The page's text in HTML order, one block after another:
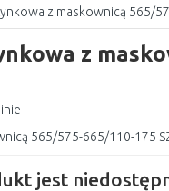
z maskownicą 565/
z
565/575-665/110-175
jest